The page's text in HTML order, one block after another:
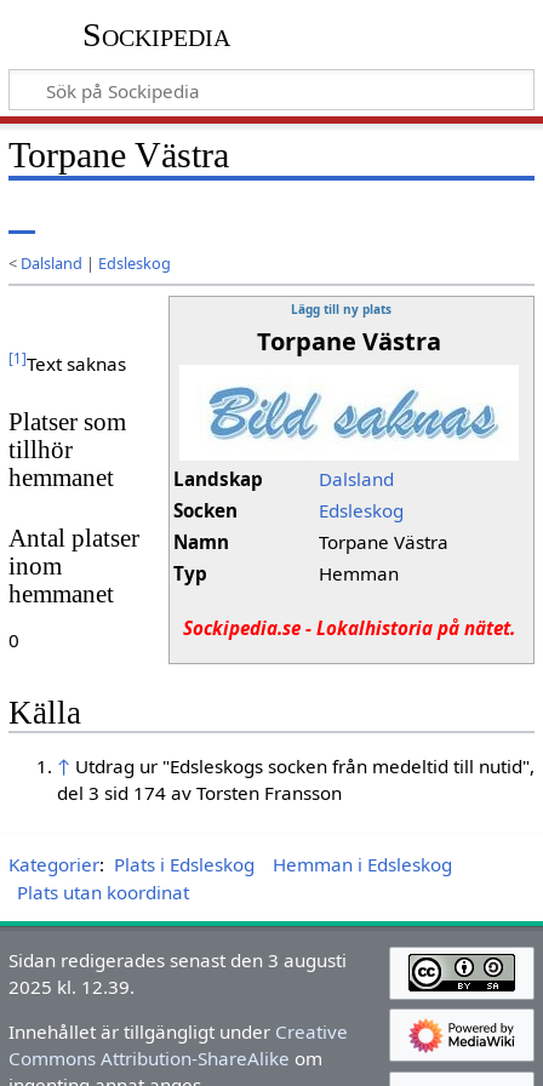
Sockipedia
Torpane Västra
< Dalsland | Edsleskog
Lägg till ny plats
Torpane Västra
Landskap
Dalsland
Socken
Edsleskog
Namn
Torpane Västra
Typ
Hemman
Sockipedia.se - Lokalhistoria på nätet.
[1 ]Text saknas
Platser som
tillhör
hemmanet
Antal platser
inom
hemmanet
0
Källa
↑ Utdrag ur "Edsleskogs socken från medeltid till nutid",
del 3 sid 174 av Torsten Fransson
Kategorier: Plats i Edsleskog
Hemman i Edsleskog
Plats utan koordinat
Sidan redigerades senast den 3 augusti
2025 kl. 12.39.
Innehållet är tillgängligt under Creative
Commons Attribution-ShareAlike om